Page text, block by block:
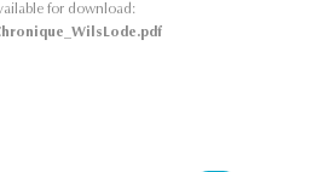
for download: